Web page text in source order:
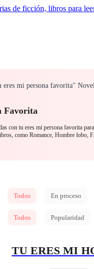
Fantasía
eres mi persona favorita"
Favorita
con tu eres mi persona favorita
como Romance, Hombre
Todos En proceso
Todos Popularidad
TU ERES MI